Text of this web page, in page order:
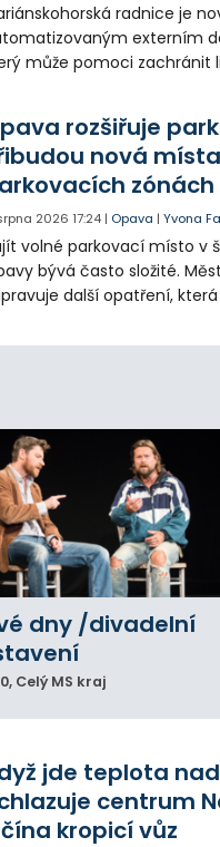
radnice je
externím
může pomoci zachránit
pokynům jej zvládne
bez zdravotnického
rozšiřuje
nová
zónách
2026 17:24 | Opava |Yvona
volné parkovací místo v
bývá často složité.
další opatření,
dopravy a
dny /divadelní
, Celý MS kraj
jde teplota
centrum
kropicí vůz